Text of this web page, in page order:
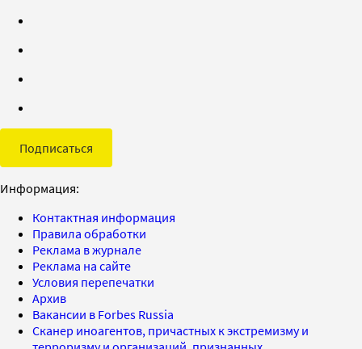
Подписаться
Информация:
Контактная информация
Правила обработки
Реклама в журнале
Реклама на сайте
Условия перепечатки
Архив
Вакансии в Forbes Russia
Сканер иноагентов, причастных к экстремизму и